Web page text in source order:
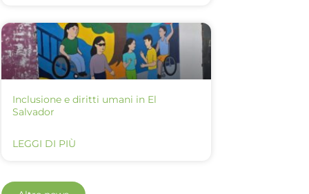
Inclusione e diritti umani in El
Salvador
LEGGI DI PIÙ